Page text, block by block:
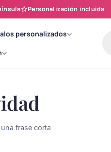
Personalización incluida
personalizados
frase corta